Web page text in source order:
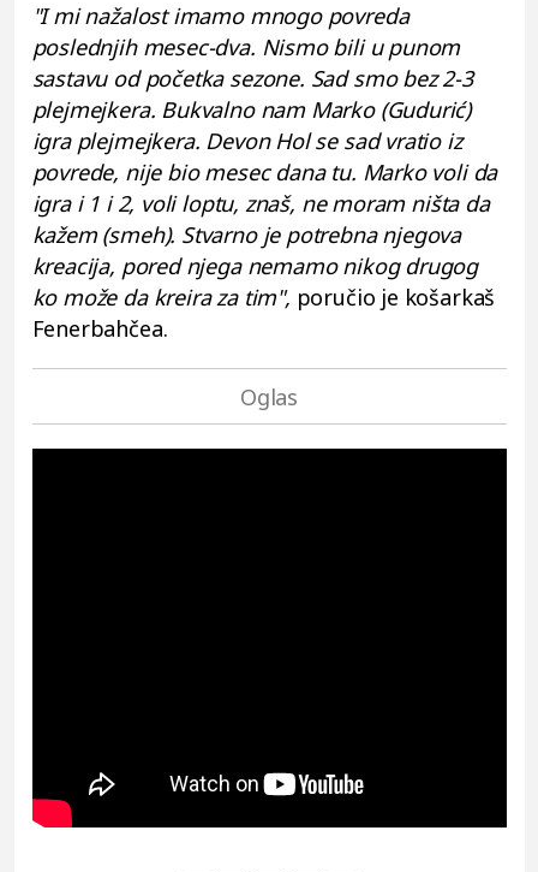
"I mi nažalost imamo mnogo povreda
poslednjih mesec-dva. Nismo bili u punom
sastavu od početka sezone. Sad smo bez 2-3
plejmejkera. Bukvalno nam Marko (Gudurić)
igra plejmejkera. Devon Hol se sad vratio iz
povrede, nije bio mesec dana tu. Marko voli da
igra i 1 i 2, voli loptu, znaš, ne moram ništa da
kažem (smeh). Stvarno je potrebna njegova
kreacija, pored njega nemamo nikog drugog
ko može da kreira za tim", poručio je košarkaš
Fenerbahčea.